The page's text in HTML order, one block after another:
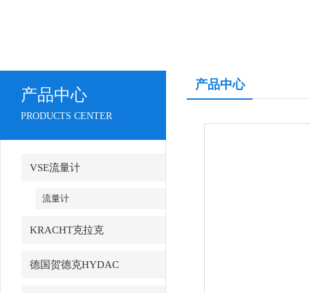
产品中心
PRODUCTS CENTER
VSE流量计
流量计
KRACHT克拉克
德国贺德克HYDAC
产品中心